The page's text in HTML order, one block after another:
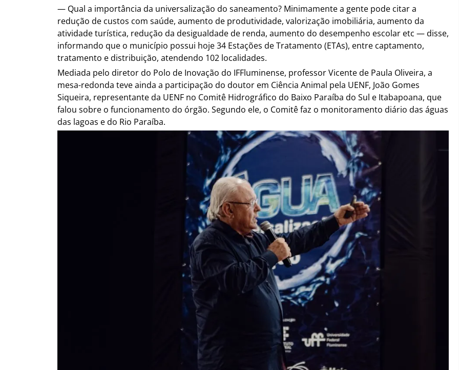
— Qual a importância da universalização do saneamento? Minimamente a gente pode citar a
redução de custos com saúde, aumento de produtividade, valorização imobiliária, aumento da
atividade turística, redução da desigualdade de renda, aumento do desempenho escolar etc — disse,
informando que o município possui hoje 34 Estações de Tratamento (ETAs), entre captamento,
tratamento e distribuição, atendendo 102 localidades.
Mediada pelo diretor do Polo de Inovação do IFFluminense, professor Vicente de Paula Oliveira, a
mesa-redonda teve ainda a participação do doutor em Ciência Animal pela UENF, João Gomes
Siqueira, representante da UENF no Comitê Hidrográfico do Baixo Paraíba do Sul e Itabapoana, que
falou sobre o funcionamento do órgão. Segundo ele, o Comitê faz o monitoramento diário das águas
das lagoas e do Rio Paraíba.